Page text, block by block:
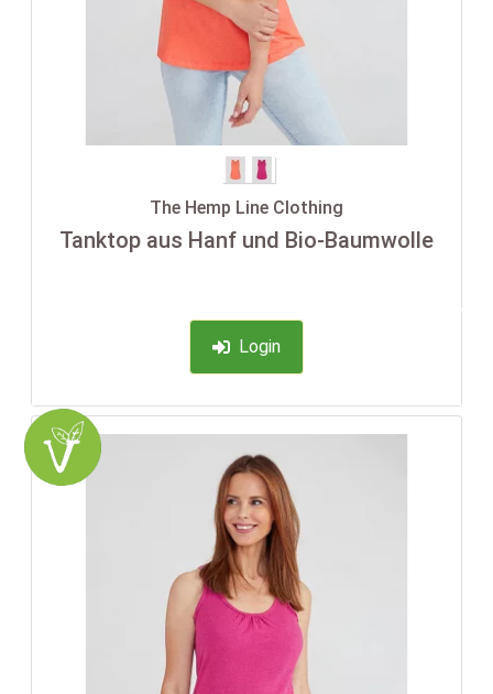
The Hemp Line Clothing
Tanktop aus Hanf und Bio-Baumwolle
Login
-35%